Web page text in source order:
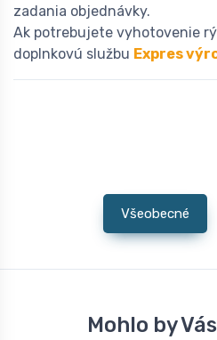
zadania objednávky.
Ak potrebujete vyhotovenie
doplnkovú službu Expres
Všeobecné
Mohlo by